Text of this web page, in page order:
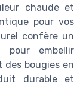
chaude et
pour vos
confère un
pour embellir
des bougies en
durable et